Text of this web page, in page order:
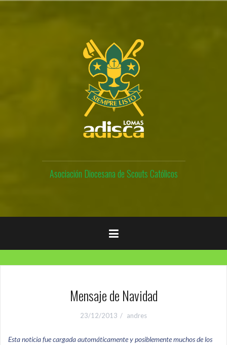
Asociación Diocesana de Scouts Católicos
Mensaje de Navidad
23/12/2013 andres
Esta noticia fue cargada automáticamente y posiblemente muchos de los